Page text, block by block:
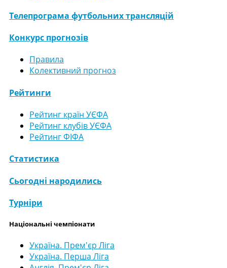
Телепрограма футбольних трансляцій
Конкурс прогнозів
Правила
Колективний прогноз
Рейтинги
Рейтинг країн УЄФА
Рейтинг клубів УЄФА
Рейтинг ФІФА
Статистика
Сьогодні народились
Турніри
Національні чемпіонати
Україна. Прем'єр Ліга
Україна. Перша Ліга